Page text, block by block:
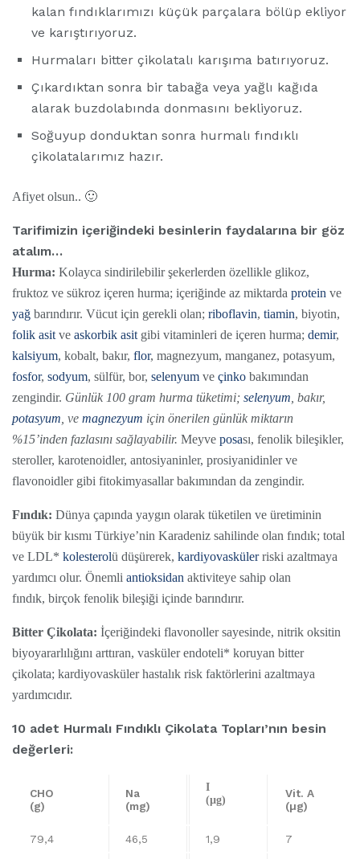
kalan fındıklarımızı küçük parçalara bölüp ekliyor
ve karıştırıyoruz.
Hurmaları bitter çikolatalı karışıma batırıyoruz.
Çıkardıktan sonra bir tabağa veya yağlı kağıda
alarak buzdolabında donmasını bekliyoruz.
Soğuyup donduktan sonra hurmalı fındıklı
çikolatalarımız hazır.
Afiyet olsun.. 🙂
Tarifimizin içeriğindeki besinlerin faydalarına bir göz
atalım…
Hurma: Kolayca sindirilebilir şekerlerden özellikle glikoz,
fruktoz ve sükroz içeren hurma; içeriğinde az miktarda protein ve
yağ barındırır. Vücut için gerekli olan; riboflavin, tiamin, biyotin,
folik asitve askorbik asitgibi vitaminleri de içeren hurma; demir,
kalsiyum, kobalt, bakır, flor, magnezyum, manganez, potasyum,
fosfor, sodyum, sülfür, bor, selenyum ve çinko bakımından
zengindir. Günlük 100 gram hurma tüketimi; selenyum, bakır,
potasyum, ve magnezyum için önerilen günlük miktarın
%15’inden fazlasını sağlayabilir. Meyve posası, fenolik bileşikler,
steroller, karotenoidler, antosiyaninler, prosiyanidinler ve
flavonoidler gibi fitokimyasallar bakımından da zengindir.
Fındık: Dünya çapında yaygın olarak tüketilen ve üretiminin
büyük bir kısmı Türkiye’nin Karadeniz sahilinde olan fındık; total
ve LDL* kolesterolü düşürerek, kardiyovaskülerriski azaltmaya
yardımcı olur. Önemli antioksidan aktiviteye sahip olan
fındık, birçok fenolik bileşiği içinde barındırır.
Bitter Çikolata: İçeriğindeki flavonoller sayesinde, nitrik oksitin
biyoyararlılığını arttıran, vasküler endoteli* koruyan bitter
çikolata; kardiyovasküler hastalık risk faktörlerini azaltmaya
yardımcıdır.
10 adet Hurmalı Fındıklı Çikolata Topları’nın besin
değerleri:
CHO
(g)
Na
(mg)
I
(µg)
Vit. A
(µg)
79,4 46,5 1,9 7